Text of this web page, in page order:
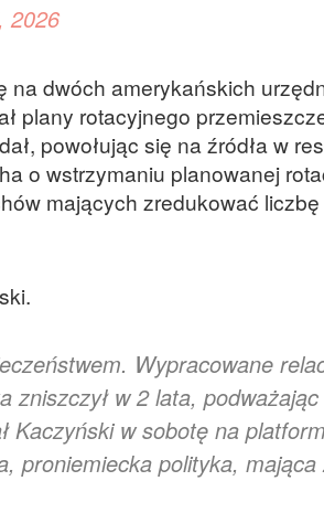
2026
na dwóch amerykańskich
plany rotacyjnego
powołując się na źródła w
o wstrzymaniu planowanej
mających zredukować liczbę
Wypracowane
zniszczył w 2 lata,
Kaczyński w sobotę na
proniemiecka polityka, mająca